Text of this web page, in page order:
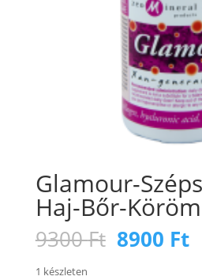
Glamour-
Haj-Bőr-Köröm
9300Ft Original
price
8900 Ft
1 készleten